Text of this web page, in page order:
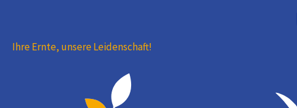
Ihre Ernte, unsere Leidenschaft!